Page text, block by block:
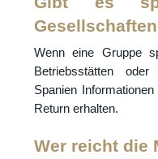
Wenn eine Gruppe
Betriebsstätten
Spanien
Return erhalten.
Wer reicht die